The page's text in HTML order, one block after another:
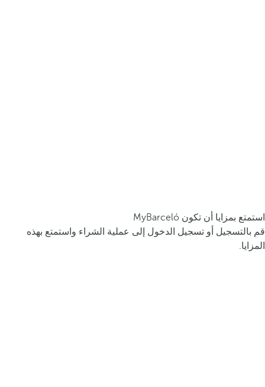
استمتع بمزايا أن تكون MyBarceló
قم بالتسجيل أو تسجيل الدخول إلى عملية الشراء واستمتع بهذه
المزايا.